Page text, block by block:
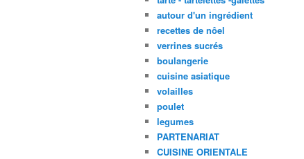
autour d'un ingrédient
recettes de nôel
verrines sucrés
boulangerie
cuisine asiatique
volailles
poulet
legumes
PARTENARIAT
CUISINE ORIENTALE